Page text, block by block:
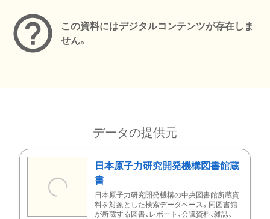
この資料にはデジタルコンテンツが存在しま
せん。
データの提供元
日本原子力研究開発機構図書館蔵
書
日本原子力研究開発機構の中央図書館所蔵資
料を対象とした検索データベース。同図書館
が所蔵する図書、レポート、会議資料、雑誌、